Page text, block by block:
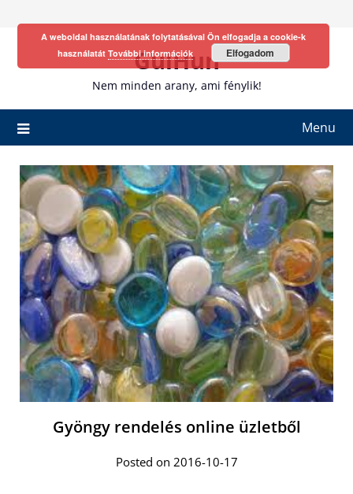
GulHun
Nem minden arany, ami fénylik!
Menu
Gyöngy rendelés online üzletből
Posted on 2016-10-17
A weboldal használatának folytatásával Ön elfogadja a cookie-k
használatát További információk Elfogadom